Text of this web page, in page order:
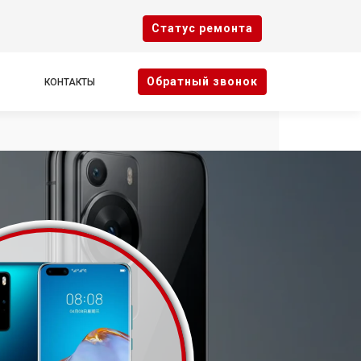
Cтатус ремонта
КОНТАКТЫ Oбратный звонок